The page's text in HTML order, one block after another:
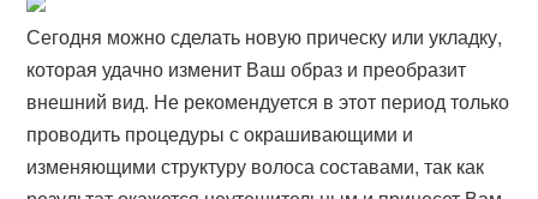
Сегодня можно сделать новую прическу или укладку,
которая удачно изменит Ваш образ и преобразит
внешний вид. Не рекомендуется в этот период только
проводить процедуры с окрашивающими и
изменяющими структуру волоса составами, так как